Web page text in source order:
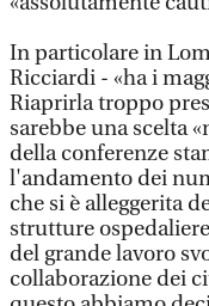
In particolare in
Ricciardi - «ha i
Riaprirla troppo
sarebbe una scelta
della conferenze
l'andamento dei
che si è alleggerita
strutture
del grande lavoro
collaborazione dei